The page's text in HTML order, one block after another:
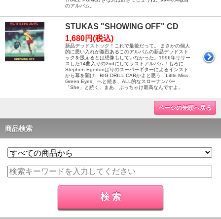
のアルバム。
STUKAS "SHOWING OFF" CD
1,680円(税込)
新品デッドストック！これで最後だって。 まさかの個人
的に思い入れが激烈あるこのアルバムの新品デッドスト
ックを扱えるとは想像もしていなかった。1996年リリー
スした14曲入りの2ndにしてラストアルバム！もろに
Stephen Egertonばりのスーパーギターによるインスト
から幕を開け、BIG DRILL CARかよと思う「Little Miss
Green Eyes」へと続き、ALL的なスローナンバー
「She」と続く。まあ、ぶっちゃけ最高なんですよ。
ページの先頭へ戻る
商品検索